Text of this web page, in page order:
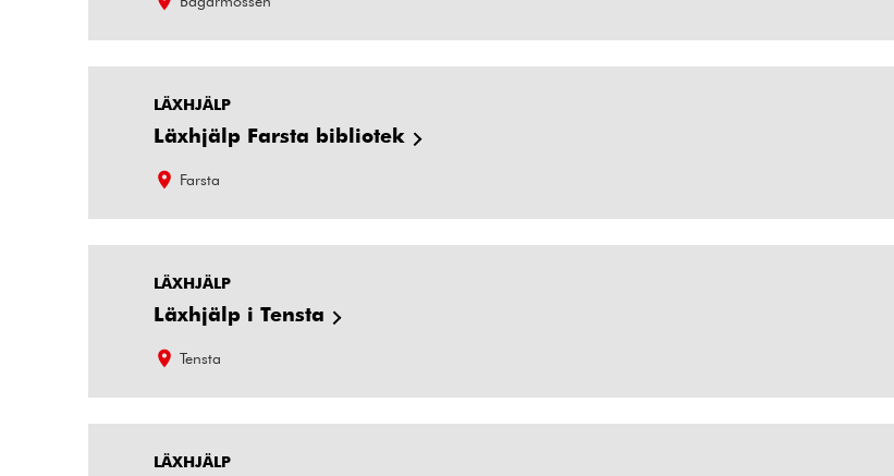
LÄXHJÄLP
Läxhjälp Farsta bibliotek
Farsta
LÄXHJÄLP
Läxhjälp i Tensta
Tensta
LÄXHJÄLP